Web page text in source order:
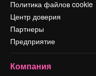
Политика файлов cookie
Центр доверия
Партнеры
Предприятие
Компания